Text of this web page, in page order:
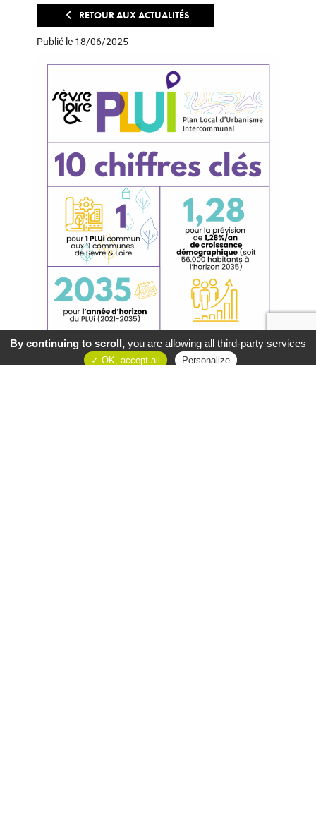
RETOUR AUX ACTUALITÉS
Publié le 18/06/2025
By continuing to scroll, you are allowing all third-party services
OK, accept all Personalize